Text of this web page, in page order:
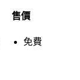
售價
免費